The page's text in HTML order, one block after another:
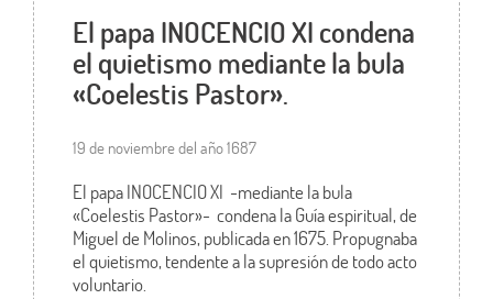
El papa INOCENCIO XI condena
el quietismo mediante la bula
«Coelestis Pastor».
19 de noviembre del año 1687
El papa INOCENCIO XI -mediante la bula
«Coelestis Pastor»- condena la Guía espiritual, de
Miguel de Molinos, publicada en 1675. Propugnaba
el quietismo, tendente a la supresión de todo acto
voluntario.